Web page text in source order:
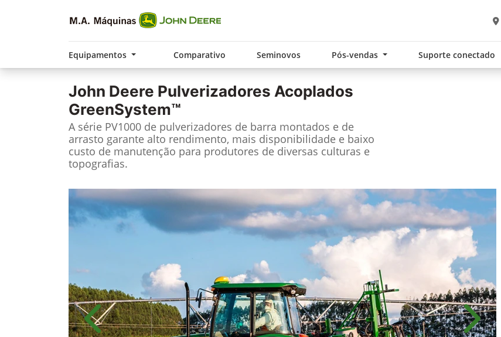
Equipamentos Comparativo Seminovos Pós-vendas Suporte conectado
John Deere Pulverizadores Acoplados
GreenSystem™
A série PV1000 de pulverizadores de barra montados e de
arrasto garante alto rendimento, mais disponibilidade e baixo
custo de manutenção para produtores de diversas culturas e
topografias.
Anterior Próximo